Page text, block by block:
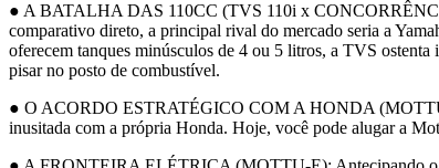
● A BATALHA DAS 110CC (TVS 110i x
comparativo direto, a principal rival do mercado seria a
oferecem tanques minúsculos de 4 ou 5 litros, a TVS
pisar no posto de combustível.
● O ACORDO ESTRATÉGICO COM A HONDA (MOTTU
inusitada com a própria Honda. Hoje, você pode alugar a